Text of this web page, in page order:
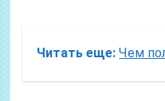
Читать еще: Чем